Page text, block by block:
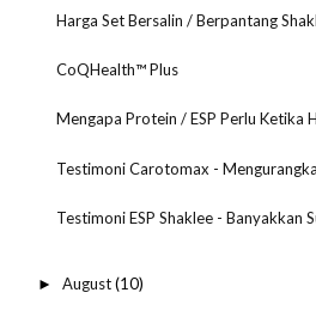
Harga Set Bersalin / Berpantang
CoQHealth™ Plus
Mengapa Protein / ESP Perlu Ketika
Testimoni Carotomax -
Testimoni ESP Shaklee - Banyakkan
► August(10)